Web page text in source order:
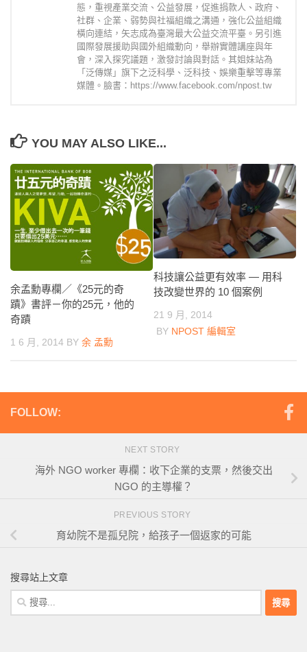
態，重視產業交流、公益發展，促進捐款人、政府、
社群、企業、弱勢與社福組織之溝通，強化公益組織
橫向連結，矢志成為臺灣最大公益交流平臺。另引進
國際發展援助與國外組織動向，舉辦實體講座與年
會，深入探究議題，激發討論與對話。其姐妹站為
「泛傳媒」旗下之泛科學、泛科技、娛樂重擊等專業
媒體。臉書：https://www.facebook.com/npost.tw
YOU MAY ALSO LIKE...
余孟勳專欄／《25元的奇
蹟》書評－你的25元，他的
奇蹟
1 6 月, 2014 BY 余 孟勳
科技讓公益更有效率 — 用科
技改變世界的 10 個案例
21 9 月, 2014
BY NPOST 編輯室
FOLLOW:
NEXT STORY
海外 NGO worker 專欄：收下企業的支票，然後交出
NGO 的主導權？
PREVIOUS STORY
育幼院不是孤兒院，給孩子一個返家的可能
搜尋站上文章
搜
尋